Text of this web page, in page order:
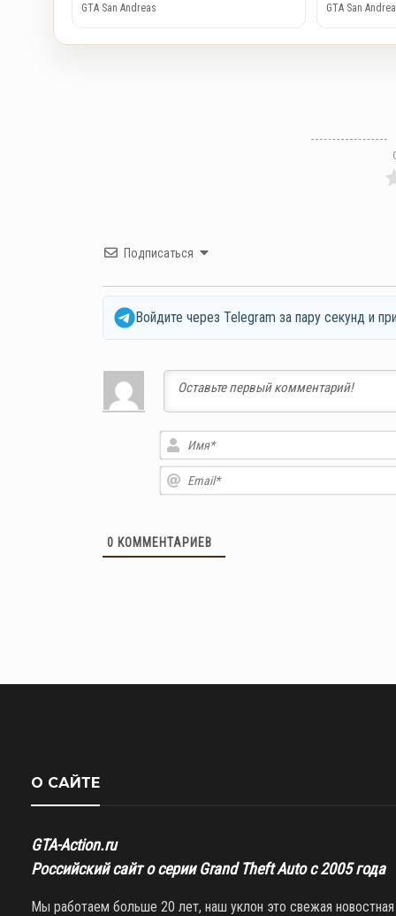
GTA San Andreas GTA San
Подписаться
Войдите через Telegram за пару секунд и
0 КОММЕНТАРИЕВ
О САЙТЕ
GTA-Action.ru
Российский сайт о серии Grand Theft Auto с 2005 года
Мы работаем больше 20 лет, наш уклон это свежая новостная